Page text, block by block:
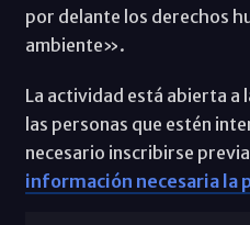
por delante los derechos
ambiente».
La actividad está abierta a
las personas que estén
necesario inscribirse
información necesaria la